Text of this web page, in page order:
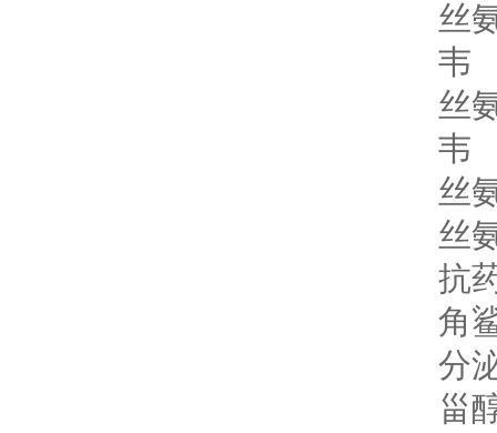
丝
韦
丝
韦
丝
丝
抗
角
分
甾